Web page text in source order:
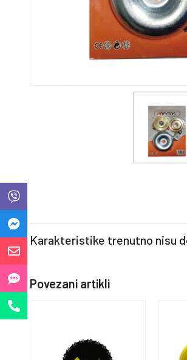
Karakteristike trenutno nisu
Povezani artikli